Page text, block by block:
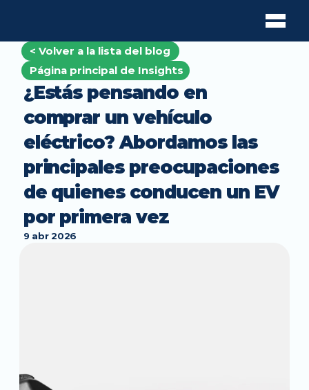
< Volver a la lista del blog
Página principal de Insights
¿Estás pensando en
comprar un vehículo
eléctrico? Abordamos las
principales preocupaciones
de quienes conducen un EV
por primera vez
9 abr 2026